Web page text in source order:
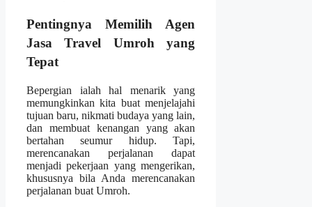
Pentingnya Memilih Agen
Jasa Travel Umroh yang
Tepat
Bepergian ialah hal menarik yang
memungkinkan kita buat menjelajahi
tujuan baru, nikmati budaya yang lain,
dan membuat kenangan yang akan
bertahan seumur hidup. Tapi,
merencanakan perjalanan dapat
menjadi pekerjaan yang mengerikan,
khususnya bila Anda merencanakan
perjalanan buat Umroh.